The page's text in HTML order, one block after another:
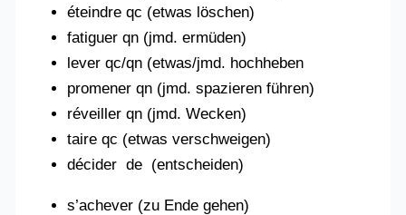
éteindre qc (etwas löschen)
fatiguer qn (jmd. ermüden)
lever qc/qn (etwas/jmd. hochheben
promener qn (jmd. spazieren führen)
réveiller qn (jmd. Wecken)
taire qc (etwas verschweigen)
décider de (entscheiden)
s’achever (zu Ende gehen)